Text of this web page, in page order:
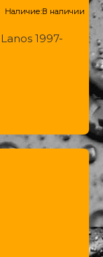
Наличие:В наличии
1997-